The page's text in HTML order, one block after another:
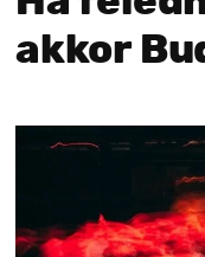
akkor